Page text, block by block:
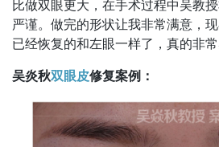
比做双眼更大，在手术过程中吴教
严谨。做完的形状让我非常满意，
已经恢复的和左眼一样了，真的非常
吴炎秋双眼皮修复案例：